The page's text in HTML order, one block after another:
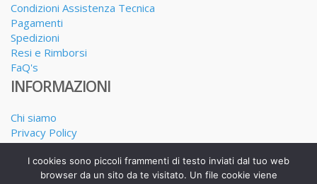
Condizioni Assistenza Tecnica
Pagamenti
Spedizioni
Resi e Rimborsi
FaQ's
INFORMAZIONI
Chi siamo
Privacy Policy
Dove siamo
I nostri Servizi
I cookies sono piccoli frammenti di testo inviati dal tuo web
browser da un sito da te visitato. Un file cookie viene